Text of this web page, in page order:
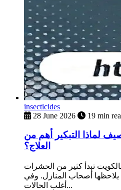
insecticides
28 June 2026
19 min
لماذا التبكير أهم من
العلاج؟
تبدأ كثير من الحشرات
أصحاب المنازل. وفي
أغلب الحالات...